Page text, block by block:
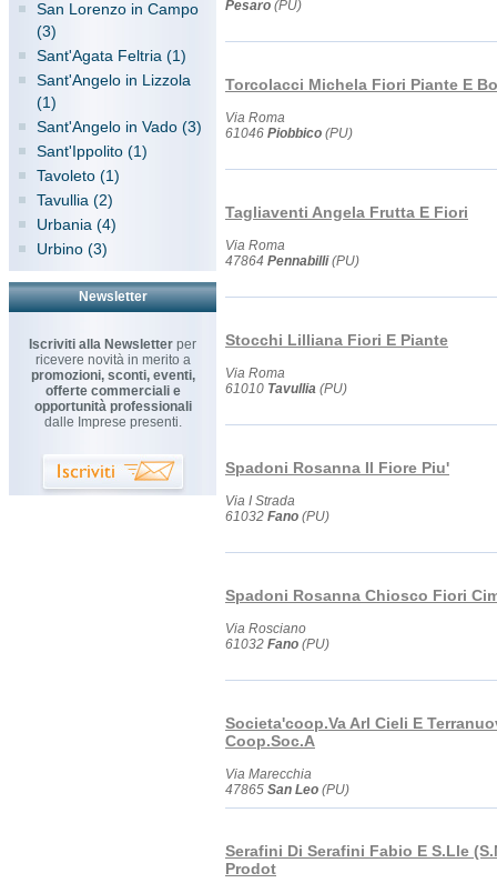
San Lorenzo in Campo
(3)
Sant'Agata Feltria (1)
Sant'Angelo in Lizzola
(1)
Sant'Angelo in Vado (3)
Sant'Ippolito (1)
Tavoleto (1)
Tavullia (2)
Urbania (4)
Urbino (3)
Newsletter
Iscriviti alla Newsletter per
ricevere novità in merito a
promozioni, sconti, eventi,
offerte commerciali e
opportunità professionali
dalle Imprese presenti.
Pesaro (PU)
Torcolacci Michela Fiori Piante E
Via Roma
61046 Piobbico (PU)
Tagliaventi Angela Frutta E Fiori
Via Roma
47864 Pennabilli(PU)
Stocchi Lilliana Fiori E Piante
Via Roma
61010 Tavullia (PU)
Spadoni Rosanna Il Fiore Piu'
Via I Strada
61032 Fano (PU)
Spadoni Rosanna Chiosco Fiori
Via Rosciano
61032 Fano (PU)
Societa'coop.Va Arl Cieli E
Coop.Soc.A
Via Marecchia
47865 San Leo (PU)
Serafini Di Serafini Fabio E S.Lle
Prodot